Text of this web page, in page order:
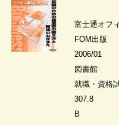
富士通オフ
FOM出版
2006/01
図書館
就職・資格
307.8
B